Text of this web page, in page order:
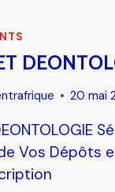
20 mai
Vos Dépôts